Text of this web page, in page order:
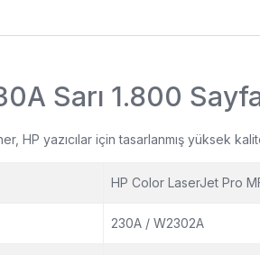
Sarı 1.800
HP yazıcılar için tasarlanmış yüksek
HP Color LaserJet Pro
230A / W2302A